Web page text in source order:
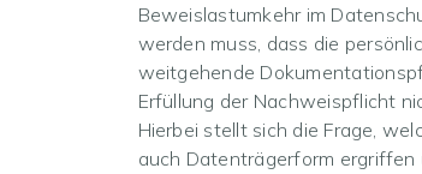
Beweislastumkehr im
werden muss, dass die
weitgehende
Erfüllung der Nachweispflicht
Hierbei stellt sich die Frage,
auch Datenträgerform ergriffen